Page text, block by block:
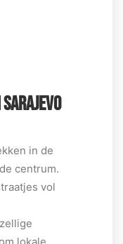
in de
centrum.
vol